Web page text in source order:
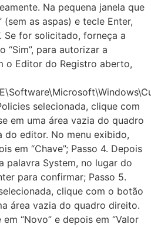
Na pequena janela que
as aspas) e tecle Enter,
Se for solicitado, forneça a
“Sim”, para autorizar a
o Editor do Registro aberto,
selecionada, clique com
em uma área vazia do quadro
editor. No menu exibido,
em “Chave”; Passo 4. Depois
palavra System, no lugar do
para confirmar; Passo 5.
clique com o botão
área vazia do quadro direito.
“Novo” e depois em “Valor